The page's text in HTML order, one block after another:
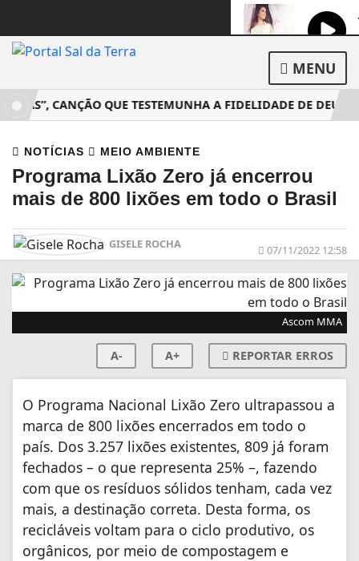
MENU
CANÇÃO QUE TESTEMUNHA A FIDELIDADE DE DEUS
NOTÍCIAS MEIO AMBIENTE
Programa Lixão Zero já encerrou
mais de 800 lixões em todo o Brasil
GISELE ROCHA 07/11/2022 12:58
Ascom MMA
A- A+ REPORTAR ERROS
O Programa Nacional Lixão Zero ultrapassou a
marca de 800 lixões encerrados em todo o
país. Dos 3.257 lixões existentes, 809 já foram
fechados – o que representa 25% –, fazendo
com que os resíduos sólidos tenham, cada vez
mais, a destinação correta. Desta forma, os
recicláveis voltam para o ciclo produtivo, os
orgânicos, por meio de compostagem e